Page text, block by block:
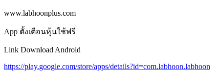
www.labhoonplus.com
App ตั้งเตือนหุ้นใช้ฟรี
Link Download Android
https://play.google.com/store/apps/details?id=com.labhoon.labhoon